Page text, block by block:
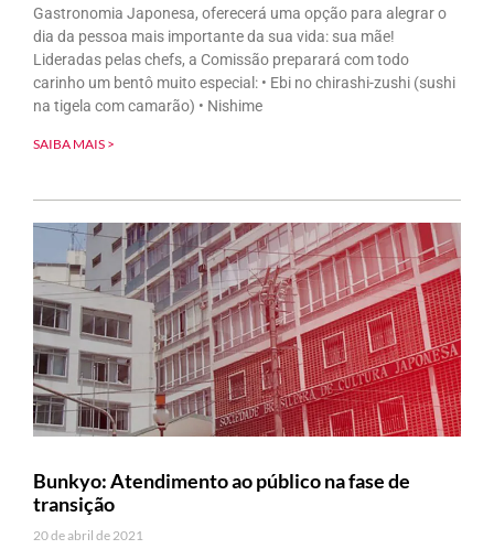
Gastronomia Japonesa, oferecerá uma opção para alegrar o
dia da pessoa mais importante da sua vida: sua mãe!
Lideradas pelas chefs, a Comissão preparará com todo
carinho um bentô muito especial: • Ebi no chirashi-zushi (sushi
na tigela com camarão) • Nishime
SAIBA MAIS >
Bunkyo: Atendimento ao público na fase de
transição
20 de abril de 2021